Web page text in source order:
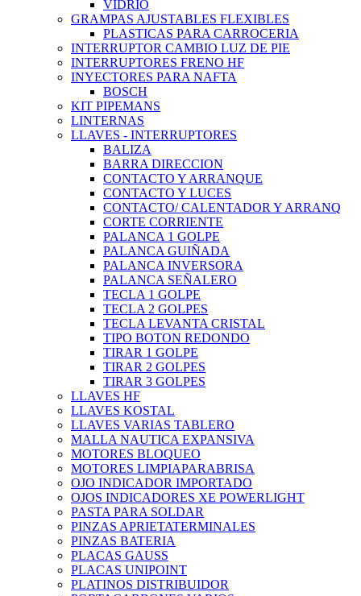
VIDRIO
GRAMPAS AJUSTABLES FLEXIBLES
PLASTICAS PARA CARROCERIA
INTERRUPTOR CAMBIO LUZ DE PIE
INTERRUPTORES FRENO HF
INYECTORES PARA NAFTA
BOSCH
KIT PIPEMANS
LINTERNAS
LLAVES - INTERRUPTORES
BALIZA
BARRA DIRECCION
CONTACTO Y ARRANQUE
CONTACTO Y LUCES
CONTACTO/ CALENTADOR Y ARRANQ
CORTE CORRIENTE
PALANCA 1 GOLPE
PALANCA GUIÑADA
PALANCA INVERSORA
PALANCA SEÑALERO
TECLA 1 GOLPE
TECLA 2 GOLPES
TECLA LEVANTA CRISTAL
TIPO BOTON REDONDO
TIRAR 1 GOLPE
TIRAR 2 GOLPES
TIRAR 3 GOLPES
LLAVES HF
LLAVES KOSTAL
LLAVES VARIAS TABLERO
MALLA NAUTICA EXPANSIVA
MOTORES BLOQUEO
MOTORES LIMPIAPARABRISA
OJO INDICADOR IMPORTADO
OJOS INDICADORES XE POWERLIGHT
PASTA PARA SOLDAR
PINZAS APRIETATERMINALES
PINZAS BATERIA
PLACAS GAUSS
PLACAS UNIPOINT
PLATINOS DISTRIBUIDOR